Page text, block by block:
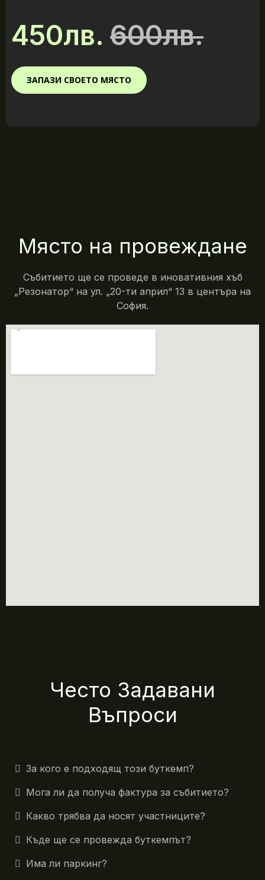
450лв. 600лв.
ЗАПАЗИ СВОЕТО МЯСТО
Място на провеждане
Събитието ще се проведе в иновативния хъб
„Резонатор“ на ул. „20-ти април“ 13 в центъра на
София.
Често Задавани
Въпроси
За кого е подходящ този буткемп?
Мога ли да получа фактура за събитието?
Какво трябва да носят участниците?
Къде ще се провежда буткемпът?
Има ли паркинг?